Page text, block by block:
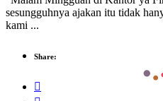
sesungguhnya ajakan itu tidak
kami ...
Share: